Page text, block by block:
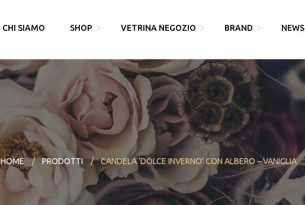
CHI SIAMO SHOP
Fedi Polello
Bracciali saldati e gioielli
permanenti
Bomboniere
Partecipazioni
I miei dati
VETRINA NEGOZIO
Gioiello
Piquadro
Swarovski
Thun
Bracciali saldati e gioielli
permanenti
BRAND
Cingomma
Gioielleria Karin1981
Maserati
Paciotti 4US
Piquadro
NEWS
HOME PRODOTTI CANDELA ‘DOLCE INVERNO’ CON ALBERO – VANIGLIA